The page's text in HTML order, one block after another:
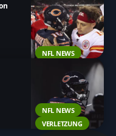
NFL NEWS
NFL NEWS
VERLETZUNG